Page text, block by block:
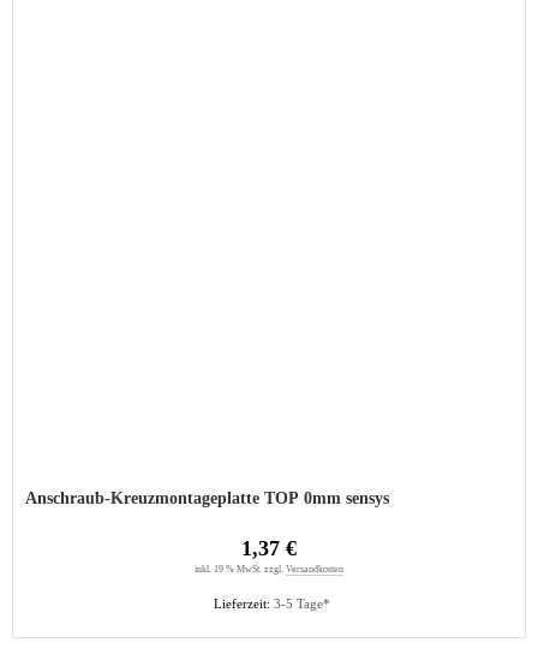
Anschraub-Kreuzmontageplatte TOP 0mm sensys
Lieferzeit: 3-5 Tage*
1,37 €
inkl. 19 % MwSt. zzgl. Versandkosten